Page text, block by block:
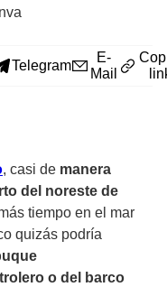
Telegram
E-
Mail
, casi de manera
del noreste de
tiempo en el mar
quizás podría
o del barco